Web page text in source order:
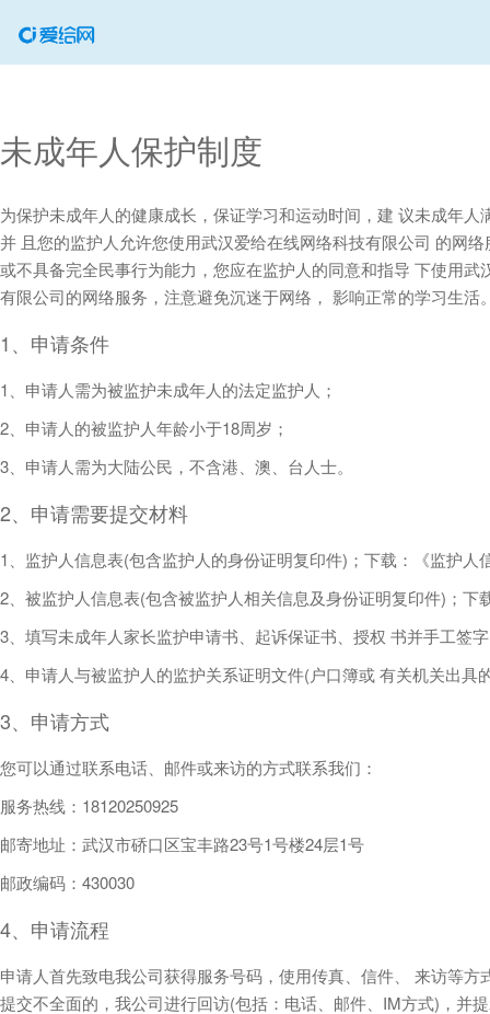
未成年人保护制度
为保护未成年人的健康成长，保证学习和运动时间，建 议未成年
并 且您的监护人允许您使用武汉爱给在线网络科技有限公司 的网
或不具备完全民事行为能力，您应在监护人的同意和指导 下使用
有限公司的网络服务，注意避免沉迷于网络， 影响正常的学习生
1、申请条件
1、申请人需为被监护未成年人的法定监护人；
2、申请人的被监护人年龄小于18周岁；
3、申请人需为大陆公民，不含港、澳、台人士。
2、申请需要提交材料
1、监护人信息表(包含监护人的身份证明复印件)；下载：《监护人
2、被监护人信息表(包含被监护人相关信息及身份证明复印件)；下
3、填写未成年人家长监护申请书、起诉保证书、授权 书并手工签
4、申请人与被监护人的监护关系证明文件(户口簿或 有关机关出具
3、申请方式
您可以通过联系电话、邮件或来访的方式联系我们：
服务热线：18120250925
邮寄地址：武汉市硚口区宝丰路23号1号楼24层1号
邮政编码：430030
4、申请流程
申请人首先致电我公司获得服务号码，使用传真、信件、 来访等
提交不全面的，我公司进行回访(包括：电话、邮件、IM方式)，并